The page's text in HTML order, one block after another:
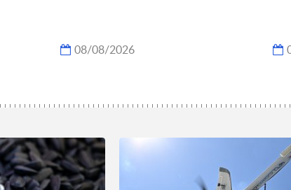
08/08/2026